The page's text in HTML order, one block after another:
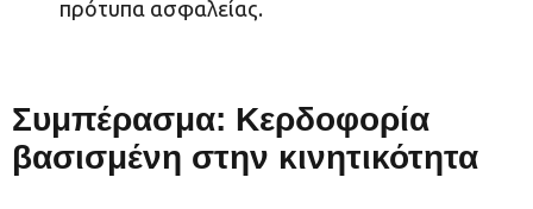
πρότυπα ασφαλείας.
Συμπέρασμα: Κερδοφορία
βασισμένη στην κινητικότητα